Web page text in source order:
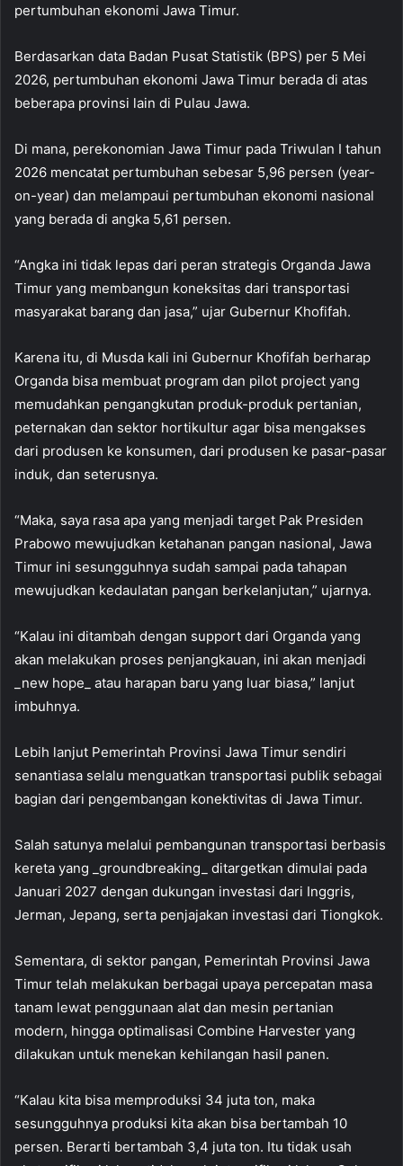
pertumbuhan ekonomi Jawa Timur.
Berdasarkan data Badan Pusat Statistik (BPS) per 5 Mei
2026, pertumbuhan ekonomi Jawa Timur berada di atas
beberapa provinsi lain di Pulau Jawa.
Di mana, perekonomian Jawa Timur pada Triwulan I tahun
2026 mencatat pertumbuhan sebesar 5,96 persen (year-
on-year) dan melampaui pertumbuhan ekonomi nasional
yang berada di angka 5,61 persen.
“Angka ini tidak lepas dari peran strategis Organda Jawa
Timur yang membangun koneksitas dari transportasi
masyarakat barang dan jasa,” ujar Gubernur Khofifah.
Karena itu, di Musda kali ini Gubernur Khofifah berharap
Organda bisa membuat program dan pilot project yang
memudahkan pengangkutan produk-produk pertanian,
peternakan dan sektor hortikultur agar bisa mengakses
dari produsen ke konsumen, dari produsen ke pasar-pasar
induk, dan seterusnya.
“Maka, saya rasa apa yang menjadi target Pak Presiden
Prabowo mewujudkan ketahanan pangan nasional, Jawa
Timur ini sesungguhnya sudah sampai pada tahapan
mewujudkan kedaulatan pangan berkelanjutan,” ujarnya.
“Kalau ini ditambah dengan support dari Organda yang
akan melakukan proses penjangkauan, ini akan menjadi
_new hope_ atau harapan baru yang luar biasa,” lanjut
imbuhnya.
Lebih lanjut Pemerintah Provinsi Jawa Timur sendiri
senantiasa selalu menguatkan transportasi publik sebagai
bagian dari pengembangan konektivitas di Jawa Timur.
Salah satunya melalui pembangunan transportasi berbasis
kereta yang _groundbreaking_ ditargetkan dimulai pada
Januari 2027 dengan dukungan investasi dari Inggris,
Jerman, Jepang, serta penjajakan investasi dari Tiongkok.
Sementara, di sektor pangan, Pemerintah Provinsi Jawa
Timur telah melakukan berbagai upaya percepatan masa
tanam lewat penggunaan alat dan mesin pertanian
modern, hingga optimalisasi Combine Harvester yang
dilakukan untuk menekan kehilangan hasil panen.
“Kalau kita bisa memproduksi 34 juta ton, maka
sesungguhnya produksi kita akan bisa bertambah 10
persen. Berarti bertambah 3,4 juta ton. Itu tidak usah